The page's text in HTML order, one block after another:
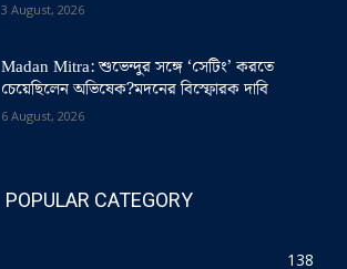
3 August, 2026
Madan Mitra: শুভেন্দুর সঙ্গে ‘সেটিং’ করতে
চেয়েছিলেন অভিষেক?মদনের বিস্ফোরক দাবি
6 August, 2026
POPULAR CATEGORY
138